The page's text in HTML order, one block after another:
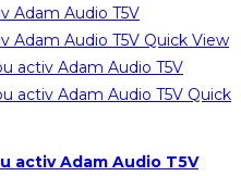
Quick View
Quick
activ Adam Audio T5V